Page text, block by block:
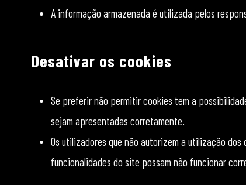
A informação armazenada é utilizada pelos
Desativar os cookies
Se preferir não permitir cookies tem a
sejam apresentadas corretamente.
Os utilizadores que não autorizem a utilização
funcionalidades do site possam não funcionar